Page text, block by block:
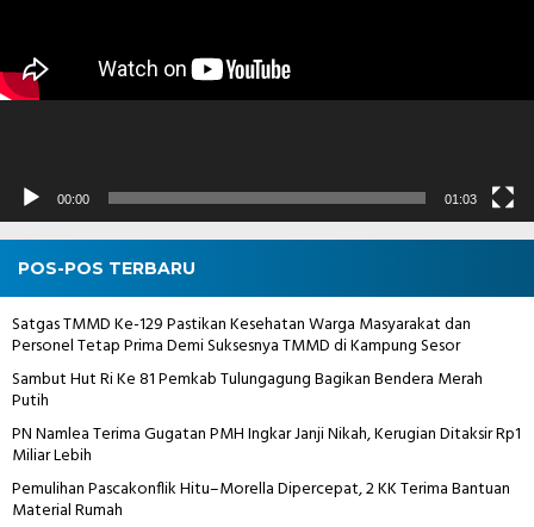
00:00 01:03
POS-POS TERBARU
Satgas TMMD Ke-129 Pastikan Kesehatan Warga Masyarakat dan
Personel Tetap Prima Demi Suksesnya TMMD di Kampung Sesor
Sambut Hut Ri Ke 81 Pemkab Tulungagung Bagikan Bendera Merah
Putih
PN Namlea Terima Gugatan PMH Ingkar Janji Nikah, Kerugian Ditaksir Rp1
Miliar Lebih
Pemulihan Pascakonflik Hitu–Morella Dipercepat, 2 KK Terima Bantuan
Material Rumah